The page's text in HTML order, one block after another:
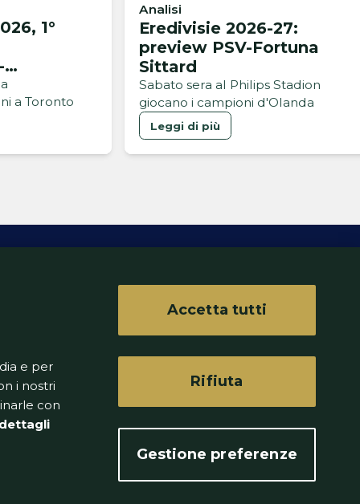
1°
a Toronto
Analisi
Eredivisie 2026-27:
preview PSV-Fortuna
Sittard
Sabato sera al Philips Stadion
giocano i campioni d'Olanda
Leggi di più
senza alcuna periodicità.
e per
i nostri
con
Gestione preferenze
Rifiuta
Accetta tutti